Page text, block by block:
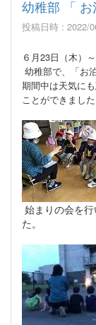
幼稚部 「 お
投稿日時 : 2022/
６月23日（木）
幼稚部で、「お
期間中は天気に
ことができました
始まりの会を
た。